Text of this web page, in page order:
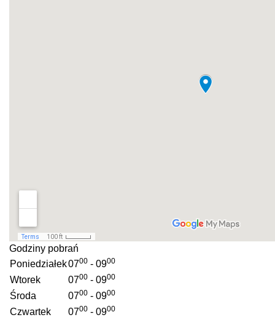
Godziny pobrań
Poniedziałek0700 - 0900
Wtorek 0700 - 0900
Środa 0700 - 0900
Czwartek 0700 - 0900